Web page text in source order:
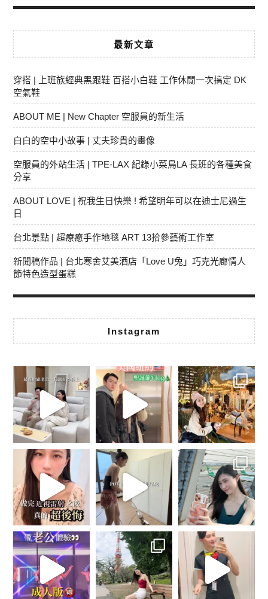
最新文章
穿搭 | 上班族經典黑跟鞋 百搭小白鞋 工作休閒一次搞定 DK
空氣鞋
ABOUT ME | New Chapter 空服員的新生活
白白的空中小故事 | 丈夫珍貴的畫像
空服員的外站生活 | TPE-LAX 紀錄小菜鳥LA 長班的各種美食
分享
ABOUT LOVE | 祝我生日快樂 ! 希望明年可以在迪士尼過生
日
台北景點 | 超療癒手作地毯 ART 13拾參藝術工作室
新聞稿作品 | 台北寒舍艾美酒店「Love U兔」巧克光廊情人
節特色造型蛋糕
Instagram